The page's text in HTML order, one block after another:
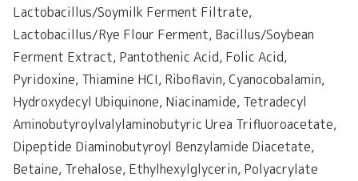
Lactobacillus/Soymilk Ferment Filtrate,
Lactobacillus/Rye Flour Ferment, Bacillus/Soybean
Ferment Extract, Pantothenic Acid, Folic Acid,
Pyridoxine, Thiamine HCI, Riboflavin, Cyanocobalamin,
Hydroxydecyl Ubiquinone, Niacinamide, Tetradecyl
Aminobutyroylvalylaminobutyric Urea Trifluoroacetate,
Dipeptide Diaminobutyroyl Benzylamide Diacetate,
Betaine, Trehalose, Ethylhexylglycerin, Polyacrylate